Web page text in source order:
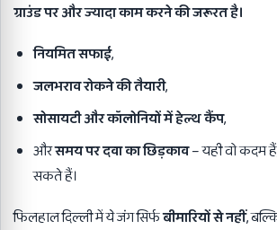
ग्राउंड पर और ज्यादा काम करने की जरूरत है।
नियमित सफाई,
जलभराव रोकने की तैयारी,
सोसायटी और कॉलोनियों में हेल्थ कैंप,
औरसमय पर दवा का छिड़काव– यही वो कदम
सकते हैं।
फिलहाल दिल्ली में ये जंग सिर्फबीमारियों से नहीं,